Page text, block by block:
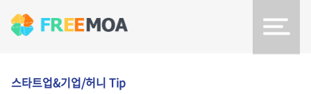
스타트업&기업/허니 Tip